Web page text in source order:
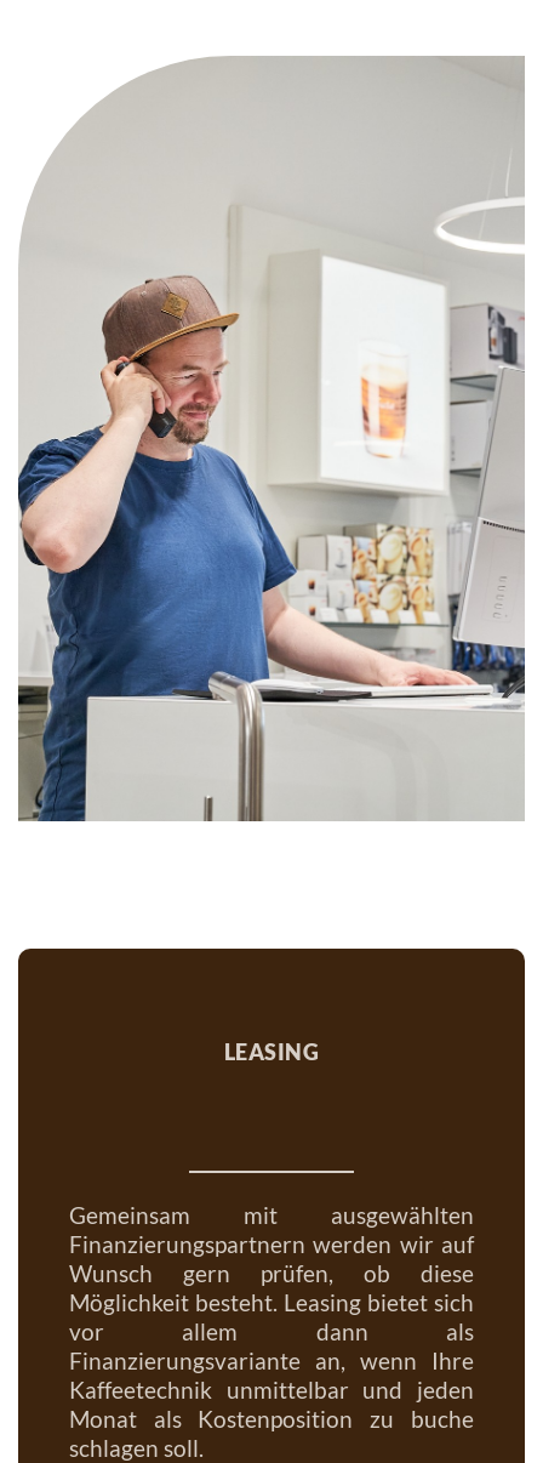
leasing
Gemeinsam mit ausgewählten
Finanzierungspartnern werden wir auf
Wunsch gern prüfen, ob diese
Möglichkeit besteht. Leasing bietet sich
vor allem dann als
Finanzierungsvariante an, wenn Ihre
Kaffeetechnik unmittelbar und jeden
Monat als Kostenposition zu buche
schlagen soll.